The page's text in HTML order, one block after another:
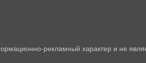
рекламный характер и не